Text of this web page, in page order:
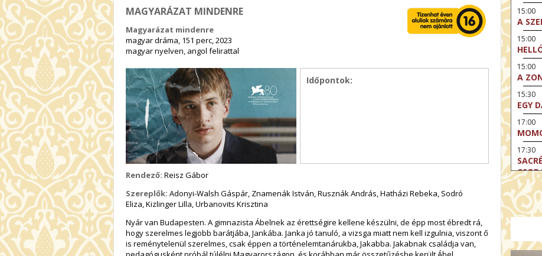
MAGYARÁZAT MINDENRE
Magyarázat mindenre
magyar dráma, 151 perc, 2023
magyar nyelven, angol felirattal
Időpontok:
Rendező: Reisz Gábor
Szereplők: Adonyi-Walsh Gáspár, Znamenák István,Rusznák András,Hatházi Rebeka, Sodró
Eliza,Kizlinger Lilla,Urbanovits Krisztina
Nyár van Budapesten. A gimnazista Ábelnek az érettségire kellene készülni, de épp most ébredt rá,
hogy szerelmes legjobb barátjába, Jankába. Janka jó tanuló, a vizsga miatt nem kell izgulnia, viszont ő
is reménytelenül szerelmes, csak éppen a történelemtanárukba, Jakabba. Jakabnak családja van,
15:00
A
15:00
15:00
A
15:30
EGY
17:00
17:30
17:30
17:30
19:00